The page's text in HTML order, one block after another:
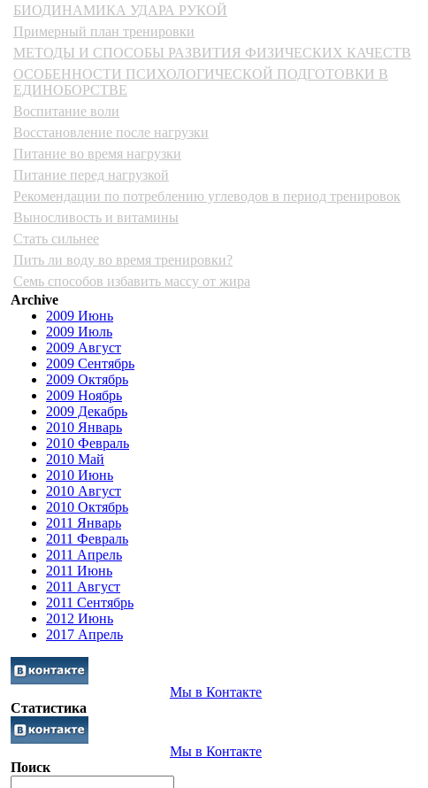
БИОДИНАМИКА УДАРА РУКОЙ
Примерный план тренировки
МЕТОДЫ И СПОСОБЫ РАЗВИТИЯ ФИЗИЧЕСКИХ КАЧЕСТВ
ОСОБЕННОСТИ ПСИХОЛОГИЧЕСКОЙ ПОДГОТОВКИ В
ЕДИНОБОРСТВЕ
Воспитание воли
Восстановление после нагрузки
Питание во время нагрузки
Питание перед нагрузкой
Рекомендации по потреблению углеводов в период тренировок
Выносливость и витамины
Стать сильнее
Пить ли воду во время тренировки?
Семь способов избавить массу от жира
Archive
2009 Июнь
2009 Июль
2009 Август
2009 Сентябрь
2009 Октябрь
2009 Ноябрь
2009 Декабрь
2010 Январь
2010 Февраль
2010 Май
2010 Июнь
2010 Август
2010 Октябрь
2011 Январь
2011 Февраль
2011 Апрель
2011 Июнь
2011 Август
2011 Сентябрь
2012 Июнь
2017 Апрель
Мы в Контакте
Статистика
Мы в Контакте
Поиск